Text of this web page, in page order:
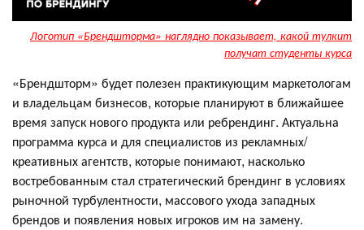
Логотип «Брендшторма» наглядно показывает, какой тулкит
получат студенты курса
«Брендшторм» будет полезен практикующим маркетологам
и владельцам бизнесов, которые планируют в ближайшее
время запуск нового продукта или ребрендинг. Актуальна
программа курса и для специалистов из рекламных/
креативных агентств, которые понимают, насколько
востребованным стал стратегический брендинг в условиях
рыночной турбулентности, массового ухода западных
брендов и появления новых игроков им на замену.